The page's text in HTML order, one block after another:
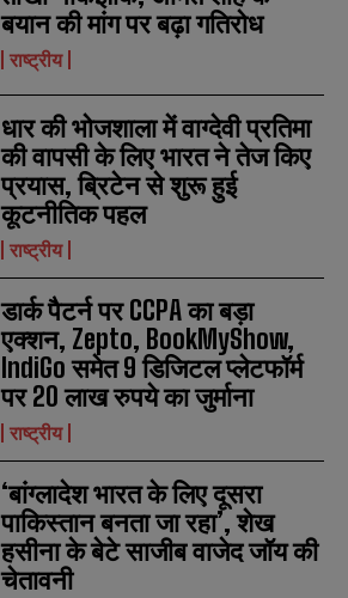
SUBMIT
SUBMIT
बयान की मांग पर बढ़ा गतिरोध
राष्ट्रीय
धार की भोजशाला में वाग्देवी प्रतिमा
की वापसी के लिए भारत ने तेज किए
प्रयास, ब्रिटेन से शुरू हुई
कूटनीतिक पहल
राष्ट्रीय
डार्क पैटर्न पर CCPA का बड़ा
एक्शन, Zepto, BookMyShow,
IndiGo समेत 9 डिजिटल प्लेटफॉर्म
पर 20 लाख रुपये का जुर्माना
राष्ट्रीय
‘बांग्लादेश भारत के लिए दूसरा
पाकिस्तान बनता जा रहा’, शेख
हसीना के बेटे साजीब वाजेद जॉय की
चेतावनी